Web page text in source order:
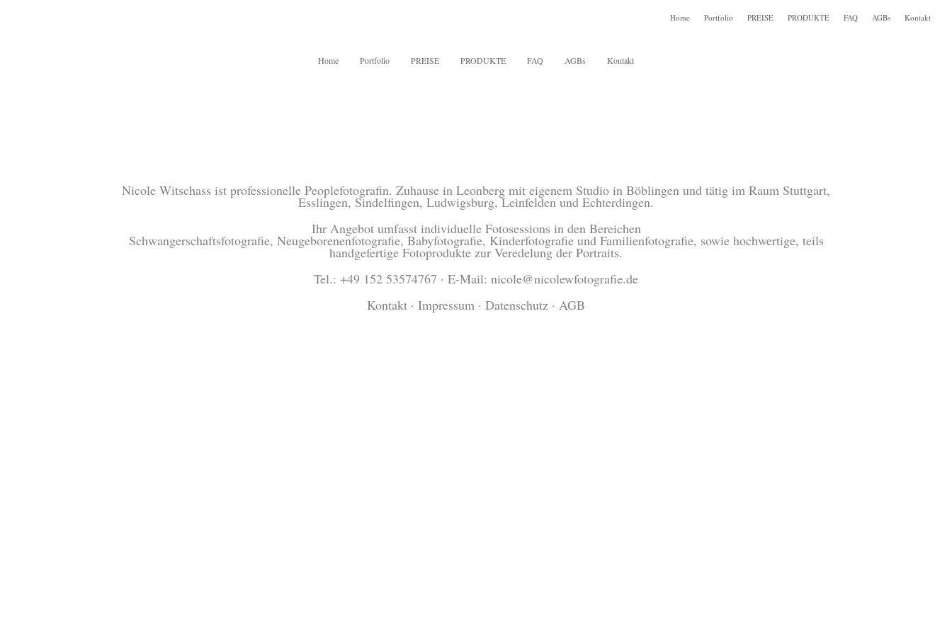
Home Portfolio PREISE PRODUKTE FAQ AGBs Kontakt
Home Portfolio PREISE PRODUKTE FAQ AGBs Kontakt
Nicole Witschass ist professionelle Peoplefotografin. Zuhause in Leonberg mit eigenem Studio in Böblingen und tätig im Raum Stuttgart,
Esslingen, Sindelfingen, Ludwigsburg, Leinfelden und Echterdingen.
Ihr Angebot umfasst individuelle Fotosessions in den Bereichen
Schwangerschaftsfotografie, Neugeborenenfotografie, Babyfotografie, Kinderfotografie und Familienfotografie, sowie hochwertige, teils
handgefertige Fotoprodukte zur Veredelung der Portraits.
Tel.: +49 152 53574767 · E-Mail: nicole@nicolewfotografie.de
Kontakt · Impressum · Datenschutz · AGB